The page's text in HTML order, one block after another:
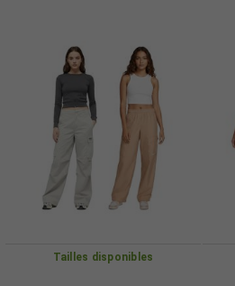
Tailles disponibles